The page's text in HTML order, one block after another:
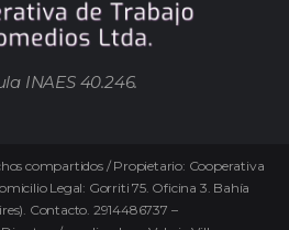
INAES 40.246.
compartidos / Propietario: Cooperativa
Legal: Gorriti 75. Oficina 3. Bahía
Contacto. 2914486737 –